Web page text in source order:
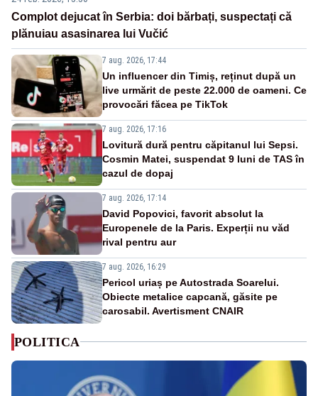
Complot dejucat în Serbia: doi bărbați, suspectați că
plănuiau asasinarea lui Vučić
7 aug. 2026, 17:44
Un influencer din Timiș, reținut după un
live urmărit de peste 22.000 de oameni. Ce
provocări făcea pe TikTok
7 aug. 2026, 17:16
Lovitură dură pentru căpitanul lui Sepsi.
Cosmin Matei, suspendat 9 luni de TAS în
cazul de dopaj
7 aug. 2026, 17:14
David Popovici, favorit absolut la
Europenele de la Paris. Experții nu văd
rival pentru aur
7 aug. 2026, 16:29
Pericol uriaș pe Autostrada Soarelui.
Obiecte metalice capcană, găsite pe
carosabil. Avertisment CNAIR
POLITICA